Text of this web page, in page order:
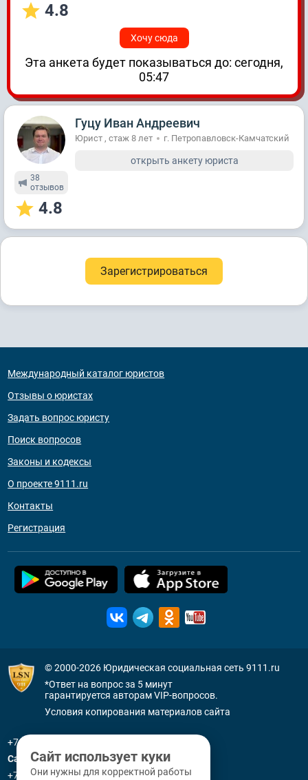
4.8
Хочу сюда
Эта анкета будет показываться до: сегодня,
05:47
38
отзывов
4.8
Гуцу Иван Андреевич
Юрист , стаж 8 лет г. Петропавловск-Камчатский
открыть анкету юриста
Зарегистрироваться
Международный каталог юристов
Отзывы о юристах
Задать вопрос юристу
Поиск вопросов
Законы и кодексы
О проекте 9111.ru
Контакты
Регистрация
© 2000-2026 Юридическая социальная сеть 9111.ru
*Ответ на вопрос за 5 минут
гарантируется авторам VIP-вопросов.
Условия копирования материалов сайта
+7 (800) 505-91-11
Санкт-Петербург
+7 (812) 336-92-64
Сайт использует куки
Они нужны для корректной работы